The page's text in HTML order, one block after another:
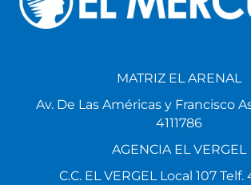
MATRIZ EL ARENAL
Av. De Las Américas y Francisco
4111786
AGENCIA EL VERGEL
C.C. EL VERGEL Local 107 Telf.